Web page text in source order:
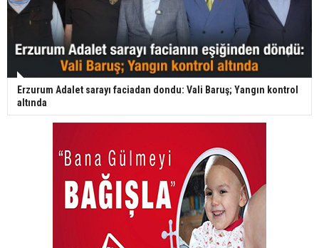
Erzurum Adalet sarayı faciadan dondu: Vali Baruş; Yangın kontrol
altında